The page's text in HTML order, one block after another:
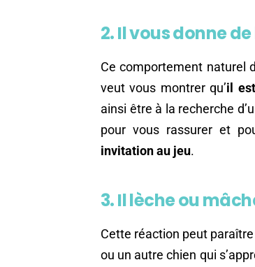
2. Il vous donne
Ce comportement naturel
veut vous montrer qu’il
ainsi être à la recherche
pour vous rassurer et
invitation au jeu.
3. Il lèche ou
Cette réaction peut
ou un autre chien qui